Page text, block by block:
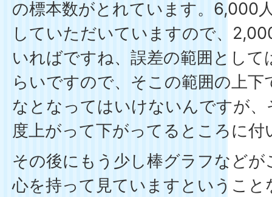
の標本数がとれています。6,000
していただいていますので、
いればですね、誤差の範囲とし
らいですので、そこの範囲の上
なとなってはいけないんですが
度上がって下がってるところに
その後にもう少し棒グラフなど
心を持って見ていますということ